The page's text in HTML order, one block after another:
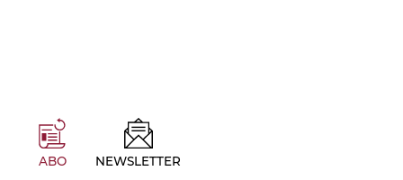
ABO NEWSLETTER